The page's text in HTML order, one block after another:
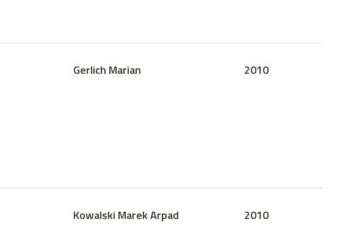
Gerlich Marian 2010
Kowalski Marek Arpad 2010